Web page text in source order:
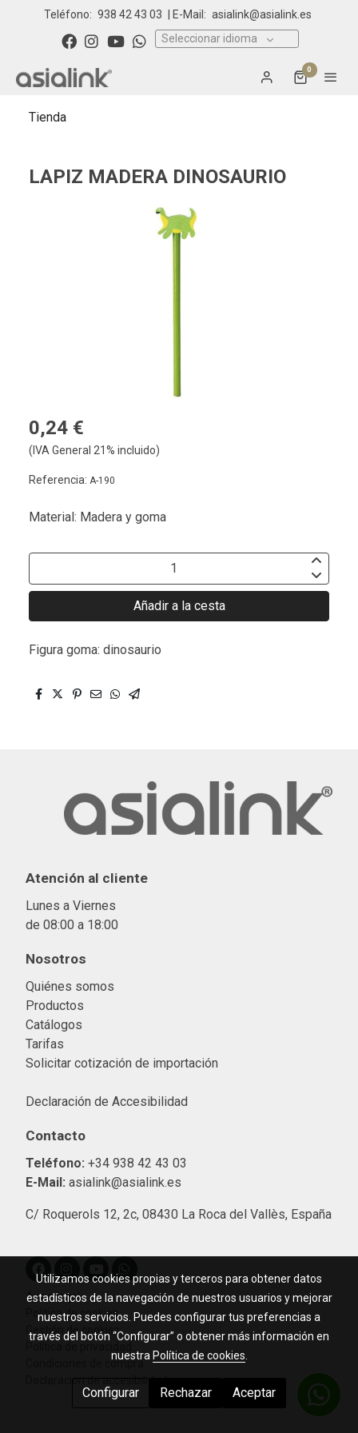
Teléfono: 938 42 43 03 | E-Mail: asialink@asialink.es
Seleccionar idioma
0
Tienda
LAPIZ MADERA DINOSAURIO
0,24 €
(IVA General 21% incluido)
Referencia: A-190
Material: Madera y goma
Añadir a la cesta
Figura goma: dinosaurio
Atención al cliente
Lunes a Viernes
de 08:00 a 18:00
Nosotros
Quiénes somos
Productos
Catálogos
Tarifas
Solicitar cotización de importación
Declaración de Accesibilidad
Contacto
Teléfono: +34 938 42 43 03
E-Mail: asialink@asialink.es
C/ Roquerols 12, 2c, 08430 La Roca del Vallès, España
Aviso legal
Política de cookies
Gestión de cookies
Condiciones de compra
Utilizamos cookies propias y terceros para obtener datos
estadísticos de la navegación de nuestros usuarios y mejorar
nuestros servicios. Puedes configurar tus preferencias a
través del botón “Configurar” o obtener más información en
nuestra Política de cookies
Configurar Rechazar Aceptar